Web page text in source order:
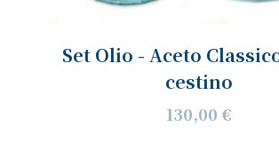
Set Olio - Aceto
cestino
130,00 €